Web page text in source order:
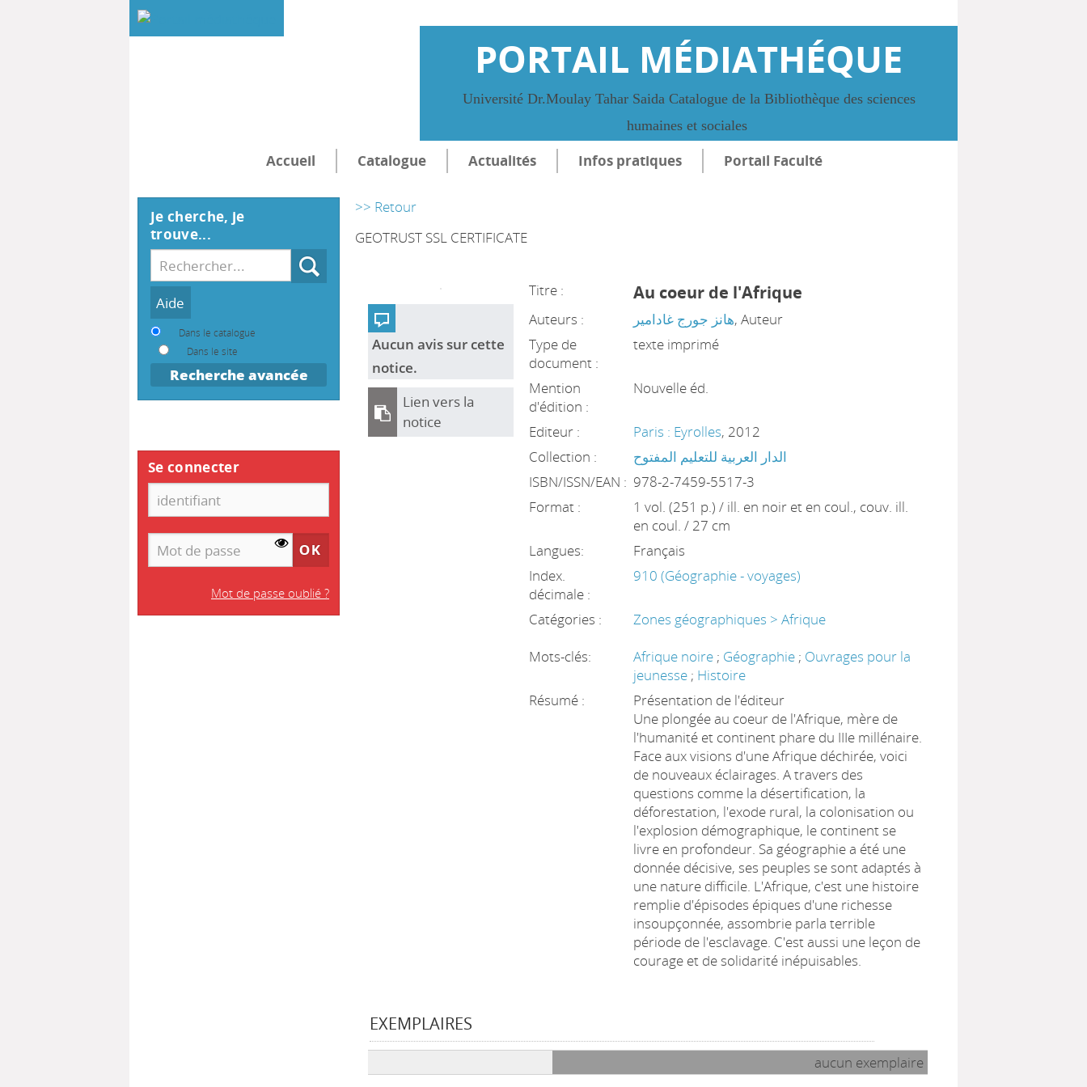
PORTAIL MÉDIATHÉQUE
Université Dr.Moulay Tahar Saida Catalogue de la Bibliothèque des sciences
humaines et sociales
Accueil Catalogue Actualités Infos pratiques Portail Faculté
>> Retour
GEOTRUST SSL CERTIFICATE
Aucun avis sur cette
notice.
Lien vers la
notice
Titre : Au coeur de l'Afrique
Auteurs : هانز جورج غادامير, Auteur
Type de
document :
texte imprimé
Mention
d'édition :
Nouvelle éd.
Editeur : Paris : Eyrolles, 2012
Collection :
الدار العربية للتعليم المفتوح
ISBN/ISSN/EAN : 978-2-7459-5517-3
Format :
1 vol. (251 p.) / ill. en noir et en coul., couv. ill.
en coul. / 27 cm
Langues:
Français
Index.
décimale :
910 (Géographie - voyages)
Catégories :
Zones géographiques > Afrique
Mots-clés:
Afrique noire ; Géographie ; Ouvrages pour la
jeunesse ; Histoire
Résumé :
Présentation de l'éditeur
Une plongée au coeur de l'Afrique, mère de
l'humanité et continent phare du IIIe millénaire.
Face aux visions d'une Afrique déchirée, voici
de nouveaux éclairages. A travers des
questions comme la désertification, la
déforestation, l'exode rural, la colonisation ou
l'explosion démographique, le continent se
livre en profondeur. Sa géographie a été une
donnée décisive, ses peuples se sont adaptés à
une nature difficile. L'Afrique, c'est une histoire
remplie d'épisodes épiques d'une richesse
insoupçonnée, assombrie parla terrible
période de l'esclavage. C'est aussi une leçon de
courage et de solidarité inépuisables.
EXEMPLAIRES
aucun exemplaire
Je cherche, je
trouve...
Recherche
Dans le catalogue
Dans le site
Recherche avancée
Se connecter
Mot de passe oublié ?